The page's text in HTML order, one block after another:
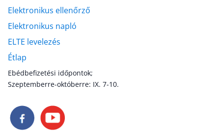
Elektronikus ellenőrző
Elektronikus napló
ELTE levelezés
Étlap
Ebédbefizetési időpontok;
Szeptemberre-októberre: IX. 7-10.